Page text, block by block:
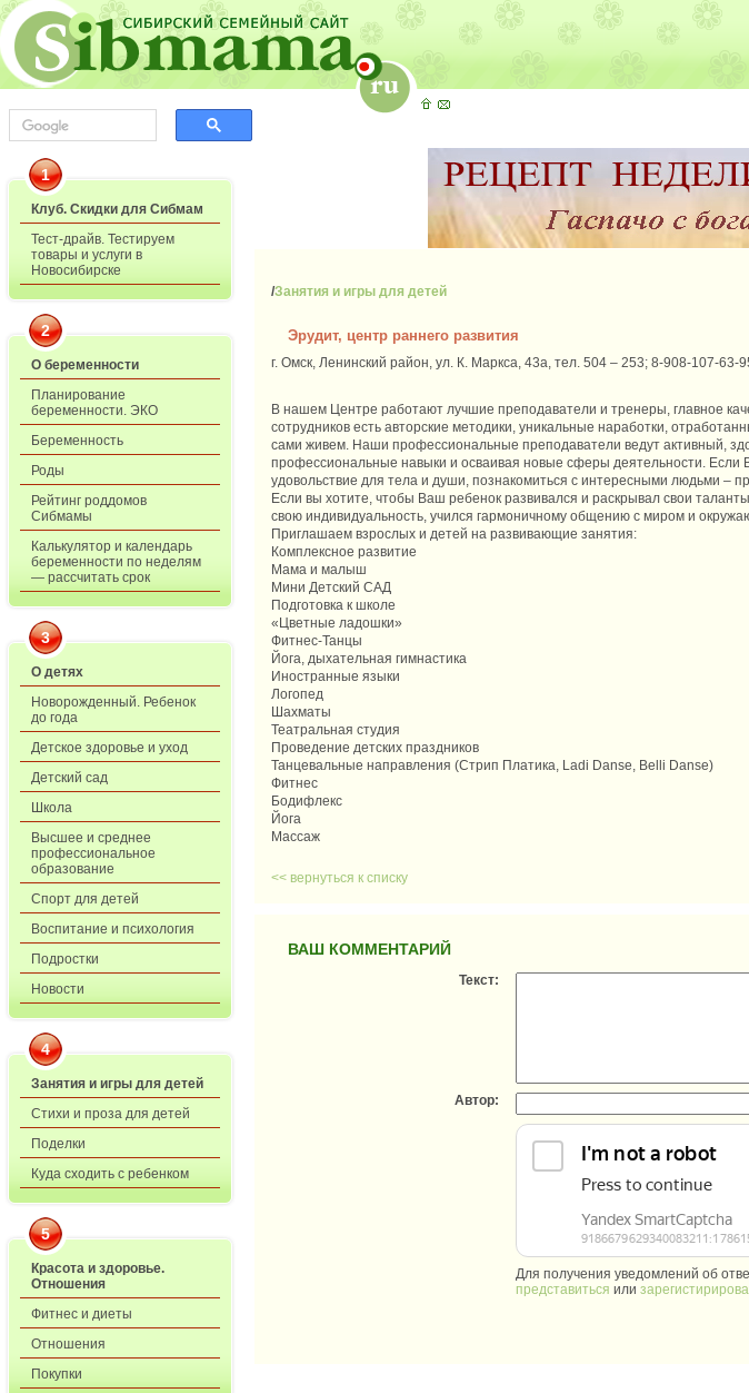
1
Клуб. Скидки для Сибмам
Тест-драйв. Тестируем
товары и услуги в
Новосибирске
2
О беременности
Планирование
беременности. ЭКО
Беременность
Роды
Рейтинг роддомов
Сибмамы
Калькулятор и календарь
беременности по неделям
— рассчитать срок
3
О детях
Новорожденный. Ребенок
до года
Детское здоровье и уход
Детский сад
Школа
Высшее и среднее
профессиональное
образование
Спорт для детей
Воспитание и психология
Подростки
Новости
4
Занятия и игры для детей
Стихи и проза для детей
Поделки
Куда сходить с ребенком
5
Красота и здоровье.
Отношения
Фитнес и диеты
Отношения
Покупки
/Занятия и игры для детей
Эрудит, центр раннего развития
г. Омск, Ленинский район, ул. К. Маркса, 43а, тел. 504 – 253; 8-908-107-63-
В нашем Центре работают лучшие преподаватели и тренеры, главное
сотрудников есть авторские методики, уникальные наработки,
сами живем. Наши профессиональные преподаватели ведут активный,
профессиональные навыки и осваивая новые сферы деятельности. Если
удовольствие для тела и души, познакомиться с интересными людьми –
Если вы хотите, чтобы Ваш ребенок развивался и раскрывал свои
свою индивидуальность, учился гармоничному общению с миром и
Приглашаем взрослых и детей на развивающие занятия:
Комплексное развитие
Мама и малыш
Мини Детский САД
Подготовка к школе
«Цветные ладошки»
Фитнес-Танцы
Йога, дыхательная гимнастика
Иностранные языки
Логопед
Шахматы
Театральная студия
Проведение детских праздников
Танцевальные направления (Стрип Платика, Ladi Danse, Belli Danse)
Фитнес
Бодифлекс
Йога
Массаж
<< вернуться к списку
ВАШ КОММЕНТАРИЙ
Текст:
Автор:
Для получения уведомлений об
представиться или